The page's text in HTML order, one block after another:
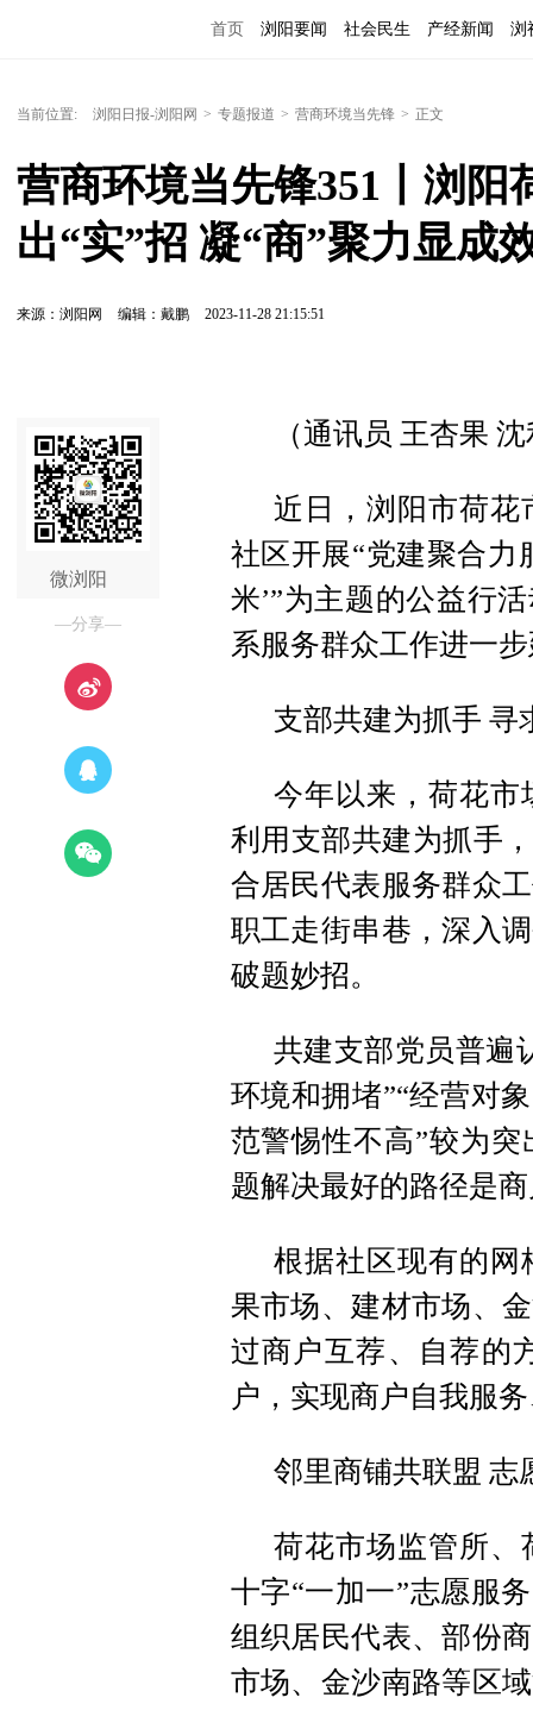
首页 浏阳要闻 社会民生 产经新闻 浏
当前位置: 浏阳日报-浏阳网 > 专题报道 > 营商环境当先锋 > 正文
营商环境当先锋351丨浏阳
出“实”招 凝“商”聚力显成
来源：浏阳网 编辑：戴鹏 2023-11-28 21:15:51
微浏阳
—分享—
（通讯员 王杏果
近日，浏阳市荷花
社区开展“党建聚合力
米’”为主题的公益行
系服务群众工作进一
支部共建为抓手 寻
今年以来，荷花市
利用支部共建为抓手
合居民代表服务群众
职工走街串巷，深入
破题妙招。
共建支部党员普遍
环境和拥堵”“经营对
范警惕性不高”较为
题解决最好的路径是
根据社区现有的网
果市场、建材市场、
过商户互荐、自荐的
户，实现商户自我服
邻里商铺共联盟 志
荷花市场监管所、
十字“一加一”志愿服
组织居民代表、部份
市场、金沙南路等区